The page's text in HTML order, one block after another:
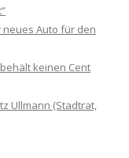
Auto für den
keinen Cent
Ullmann (Stadtrat,